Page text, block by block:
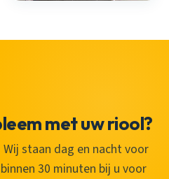
met uw riool?
staan dag en nacht voor
30 minuten bij u voor